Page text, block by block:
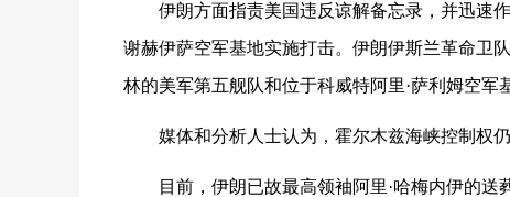
伊朗方面指责美国违反谅解备忘录，并迅速
谢赫伊萨空军基地实施打击。伊朗伊斯兰革命卫
林的美军第五舰队和位于科威特阿里·萨利姆空军
媒体和分析人士认为，霍尔木兹海峡控制权
目前，伊朗已故最高领袖阿里·哈梅内伊的